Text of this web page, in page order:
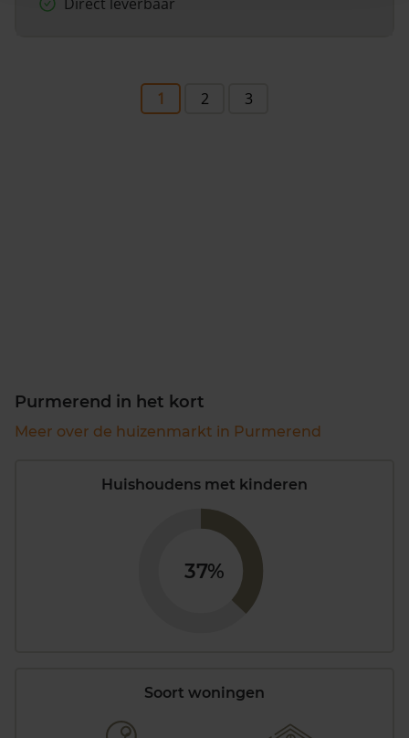
1 2 3
Purmerend in het kort
Meer over de huizenmarkt in Purmerend
Huishoudens met kinderen
37%
Soort woningen